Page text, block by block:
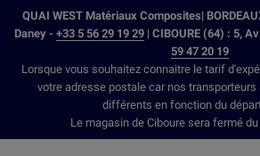
QUAI WEST Matériaux Composites|
Daney - +33 5 56 29 19 29| CIBOURE (64) : 5,
59 47 20 19
Lorsque vous souhaitez connaitre le tarif
votre adresse postale car nos
différents en fonction du
Le magasin de Ciboure sera fermé